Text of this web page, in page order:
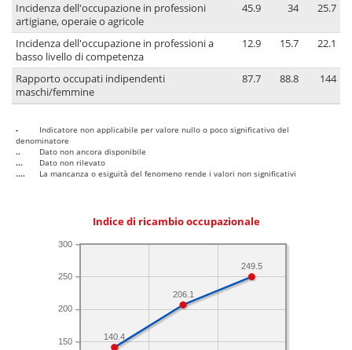
Incidenza dell'occupazione in professioni
artigiane, operaie o agricole
45.9 34 25.7
Incidenza dell'occupazione in professioni a
basso livello di competenza
12.9 15.7 22.1
Rapporto occupati indipendenti
maschi/femmine
87.7 88.8 144
-
Indicatore non applicabile per valore nullo o poco significativo del
denominatore
..
Dato non ancora disponibile
...
Dato non rilevato
....
La mancanza o esiguità del fenomeno rende i valori non significativi
Indice di ricambio occupazionale
150
200
250
300
249.5
206.1
140.4